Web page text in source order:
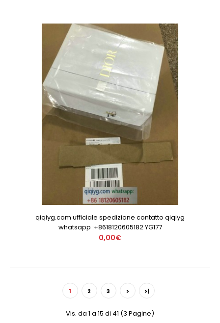
qiqiyg.com ufficiale spedizione contatto qiqiyg
whatsapp :+8618120605182 YG177
0,00€
1 2 3 > >|
Vis. da 1 a 15 di 41 (3 Pagine)